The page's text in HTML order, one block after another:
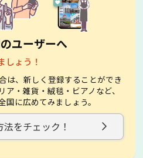
ユーザーへ
しょう！
は、新しく登録することができ
・雑貨・絨毯・ビアノなど、
に広めてみましょう。
をチェック！